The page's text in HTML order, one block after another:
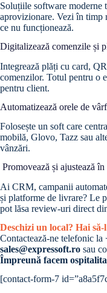
Soluțiile software moderne
aprovizionare. Vezi în timp
ce nu funcționează.
Digitalizează comenzile și
Integrează plăți cu card,
comenzilor. Totul pentru o
pentru client.
Automatizează orele de
Folosește un soft care
mobilă, Glovo, Tazz sau
vânzări.
Promovează și ajustează
Ai CRM, campanii
și platforme de livrare? Le
pot lăsa review-uri direct
Deschizi un local? Hai
Contactează-ne telefonic la
sales@expressoft.ro sau
Împreună facem
[contact-form-7